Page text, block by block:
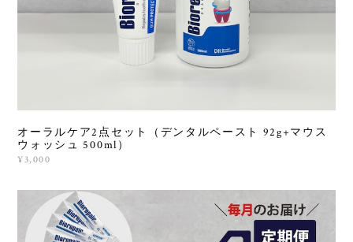
オーラルケア2点セット（デンタルペースト 92g+マウス
ウォッシュ 500ml）
¥3,000